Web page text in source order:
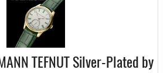
TEFNUT Silver-Plated by